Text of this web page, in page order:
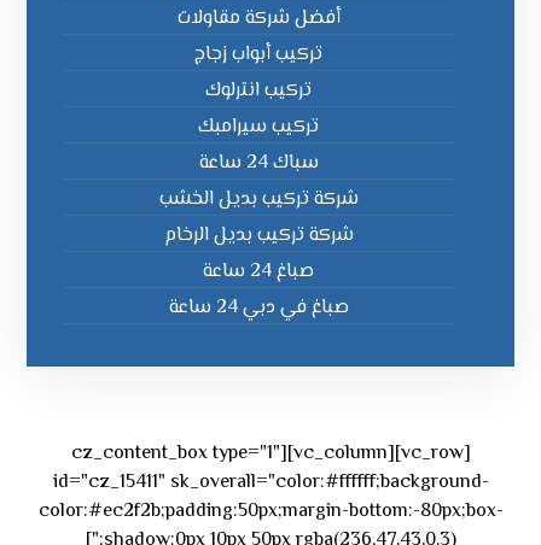
أفضل شركة مقاولات
تركيب أبواب زجاج
تركيب انترلوك
تركيب سيرامبك
سباك 24 ساعة
شركة تركيب بديل الخشب
شركة تركيب بديل الرخام
صباغ 24 ساعة
صباغ في دبي 24 ساعة
[vc_row][vc_column][cz_content_box type="1"
id="cz_15411" sk_overall="color:#ffffff;background-
color:#ec2f2b;padding:50px;margin-bottom:-80px;box-